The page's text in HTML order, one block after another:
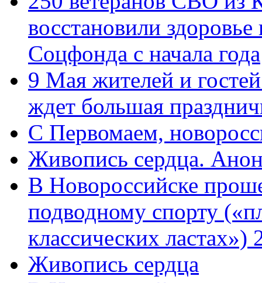
восстановили
Соцфонда с начала года
9 Мая жителей и
ждет большая
C Первомаем,
Живопись сердца.
В Новороссийске
подводному спорту
классических
Живопись сердца